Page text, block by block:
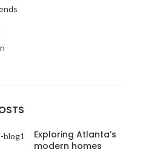
Exploring Atlanta’s
modern homes